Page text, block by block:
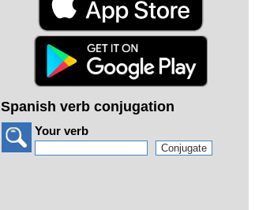
Spanish verb conjugation
Your verb